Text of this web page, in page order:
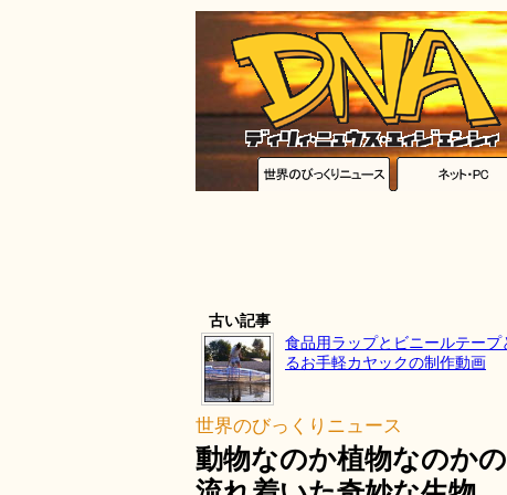
古い記事
食品用ラップとビニールテープ
るお手軽カヤックの制作動画
世界のびっくりニュース
動物なのか植物なのか